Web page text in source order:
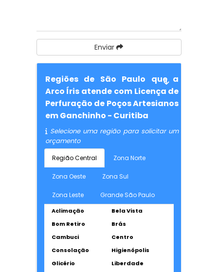
Enviar
Regiões de São Paulo que a
Arco Íris atende com Licença de
Perfuração de Poços Artesianos
em Ganchinho - Curitiba
Selecione uma região para solicitar um
orçamento
Região Central Zona Norte
Zona Oeste Zona Sul
Zona Leste Grande São Paulo
Aclimação
Bela Vista
Bom Retiro
Brás
Cambuci
Centro
Consolação
Higienópolis
Glicério
Liberdade